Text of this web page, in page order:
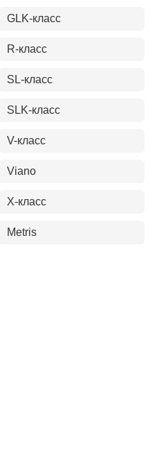
GLK-класс
R-класс
SL-класс
SLK-класс
V-класс
Viano
X-класс
Metris